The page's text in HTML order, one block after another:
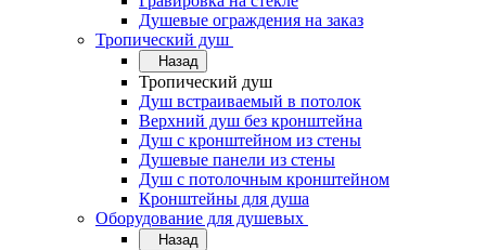
Душевые ограждения на заказ
Тропический душ
Назад
Тропический душ
Душ встраиваемый в потолок
Верхний душ без кронштейна
Душ с кронштейном из стены
Душевые панели из стены
Душ с потолочным кронштейном
Кронштейны для душа
Оборудование для душевых
Назад